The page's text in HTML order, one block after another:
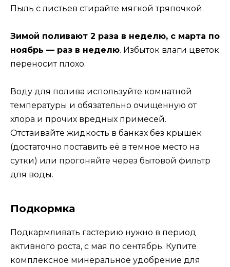
Пыль с листьев стирайте мягкой тряпочкой.
Зимой поливают 2 раза в неделю, с марта по
ноябрь — раз в неделю. Избыток влаги цветок
переносит плохо.
Воду для полива используйте комнатной
температуры и обязательно очищенную от
хлора и прочих вредных примесей.
Отстаивайте жидкость в банках без крышек
(достаточно поставить её в темное место на
сутки) или прогоняйте через бытовой фильтр
для воды.
Подкормка
Подкармливать гастерию нужно в период
активного роста, с мая по сентябрь. Купите
комплексное минеральное удобрение для